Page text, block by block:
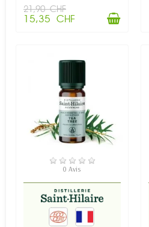
21,90 CHF
15,35 CHF
EN STOCK
0 Avis